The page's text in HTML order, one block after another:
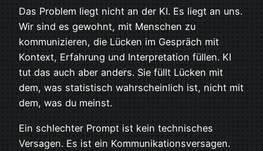
Das Problem liegt nicht an der KI. Es liegt an uns.
Wir sind es gewohnt, mit Menschen zu
kommunizieren, die Lücken im Gespräch mit
Kontext, Erfahrung und Interpretation füllen. KI
tut das auch aber anders. Sie füllt Lücken mit
dem, was statistisch wahrscheinlich ist, nicht mit
dem, was du meinst.
Ein schlechter Prompt ist kein technisches
Versagen. Es ist ein Kommunikationsversagen.